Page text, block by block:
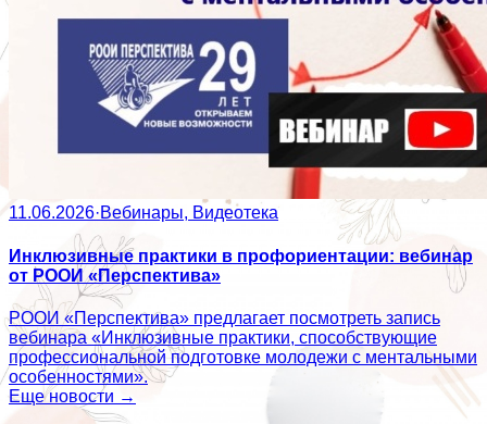
11.06.2026·Вебинары, Видеотека
Инклюзивные практики в профориентации: вебинар
от РООИ «Перспектива»
РООИ «Перспектива» предлагает посмотреть запись
вебинара «Инклюзивные практики, способствующие
профессиональной подготовке молодежи с ментальными
особенностями».
Еще новости →